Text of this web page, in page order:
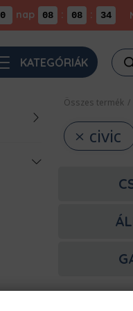
0 nap 08 : 08 : 34
KATEGÓRIÁK
Összes termék /
civic